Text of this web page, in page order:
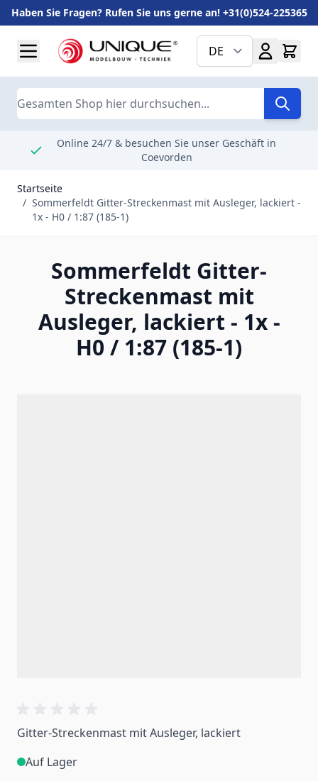
Haben Sie Fragen? Rufen Sie uns gerne an! +31(0)524-225365
DE
Suche
Online 24/7 & besuchen Sie unser Geschäft in
Coevorden
Startseite
/ Sommerfeldt Gitter-Streckenmast mit Ausleger, lackiert -
1x - H0 / 1:87 (185-1)
Sommerfeldt Gitter-
Streckenmast mit
Ausleger, lackiert - 1x -
H0 / 1:87 (185-1)
Gitter-Streckenmast mit Ausleger, lackiert
Auf Lager